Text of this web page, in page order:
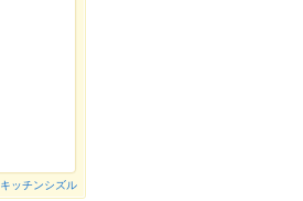
キッチンシズル